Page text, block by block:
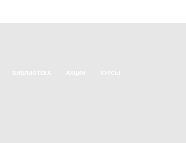
БИБЛИОТЕКА АКЦИИ КУРСЫ